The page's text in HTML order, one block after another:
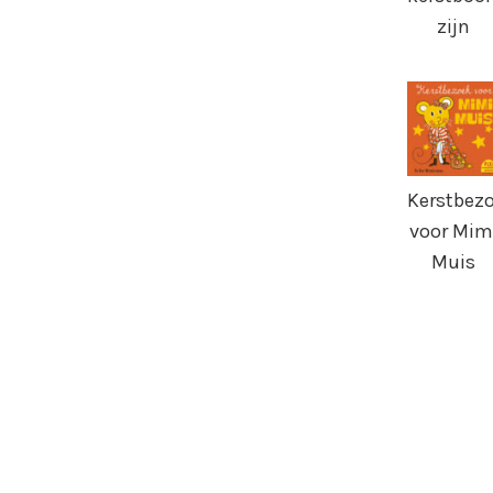
zijn
voor
Muis